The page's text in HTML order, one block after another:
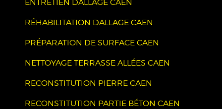
ENTRETIEN DALLAGE CAEN
RÉHABILITATION DALLAGE CAEN
PRÉPARATION DE SURFACE CAEN
NETTOYAGE TERRASSE ALLÉES CAEN
RECONSTITUTION PIERRE CAEN
RECONSTITUTION PARTIE BÉTON CAEN